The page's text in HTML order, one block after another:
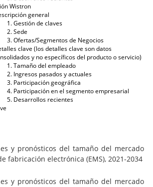
Wistron
general
Gestión de claves
Sede
Ofertas/Segmentos de Negocios
clave (los detalles clave son datos
y no específicos del producto o servicio)
Tamaño del empleado
Ingresos pasados ​​y actuales
Participación geográfica
Participación en el segmento empresarial
Desarrollos recientes
y pronósticos del tamaño del mercado
fabricación electrónica (EMS), 2021-2034
y pronósticos del tamaño del mercado